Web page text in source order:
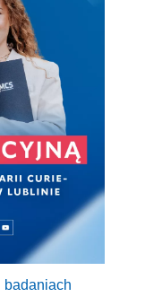
badaniach